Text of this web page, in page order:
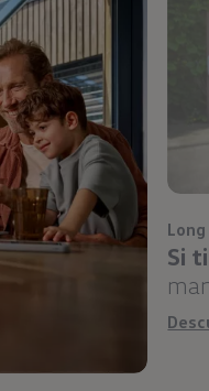
Si